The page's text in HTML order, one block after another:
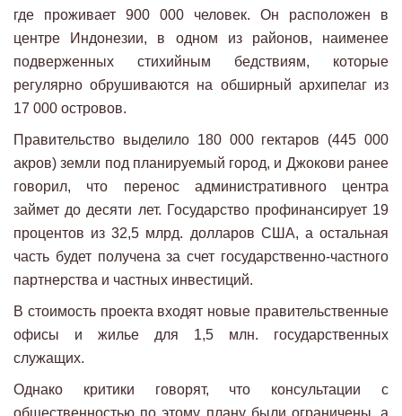
где проживает 900 000 человек. Он расположен в
центре Индонезии, в одном из районов, наименее
подверженных стихийным бедствиям, которые
регулярно обрушиваются на обширный архипелаг из
17 000 островов.
Правительство выделило 180 000 гектаров (445 000
акров) земли под планируемый город, и Джокови ранее
говорил, что перенос административного центра
займет до десяти лет. Государство профинансирует 19
процентов из 32,5 млрд. долларов США, а остальная
часть будет получена за счет государственно-частного
партнерства и частных инвестиций.
В стоимость проекта входят новые правительственные
офисы и жилье для 1,5 млн. государственных
служащих.
Однако критики говорят, что консультации с
общественностью по этому плану были ограничены, а